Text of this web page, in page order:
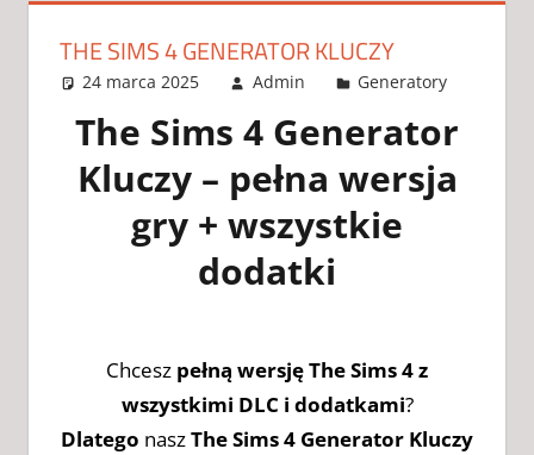
THE SIMS 4 GENERATOR KLUCZY
24 marca 2025 Admin Generatory
The Sims 4 Generator
Kluczy – pełna wersja
gry + wszystkie
dodatki
Chcesz pełną wersję The Sims 4 z
wszystkimi DLC i dodatkami?
Dlatego naszThe Sims 4 Generator Kluczy